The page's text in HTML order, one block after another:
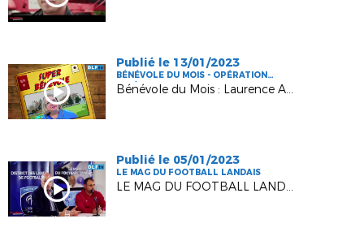
Publié le 13/01/2023
BÉNÉVOLE DU MOIS - OPÉRATION
FFF/DLF
Bénévole du Mois : Laurence AUBERTIN
Publié le 05/01/2023
LE MAG DU FOOTBALL LANDAIS
LE MAG DU FOOTBALL LANDAIS #5 - SAISON 2